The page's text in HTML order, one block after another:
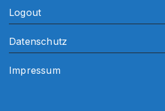
Logout
Datenschutz
Impressum